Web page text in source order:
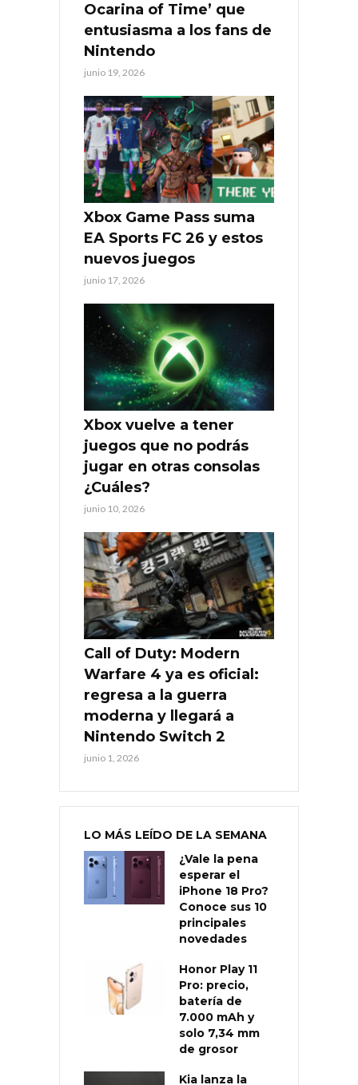
Ocarina of Time’ que
entusiasma a los fans de
Nintendo
junio 19, 2026
Xbox Game Pass suma
EA Sports FC 26 y estos
nuevos juegos
junio 17, 2026
Xbox vuelve a tener
juegos que no podrás
jugar en otras consolas
¿Cuáles?
junio 10, 2026
Call of Duty: Modern
Warfare 4 ya es oficial:
regresa a la guerra
moderna y llegará a
Nintendo Switch 2
junio 1, 2026
LO MÁS LEÍDO DE LA SEMANA
¿Vale la pena
esperar el
iPhone 18 Pro?
Conoce sus 10
principales
novedades
Honor Play 11
Pro: precio,
batería de
7.000 mAh y
solo 7,34 mm
de grosor
Kia lanza la